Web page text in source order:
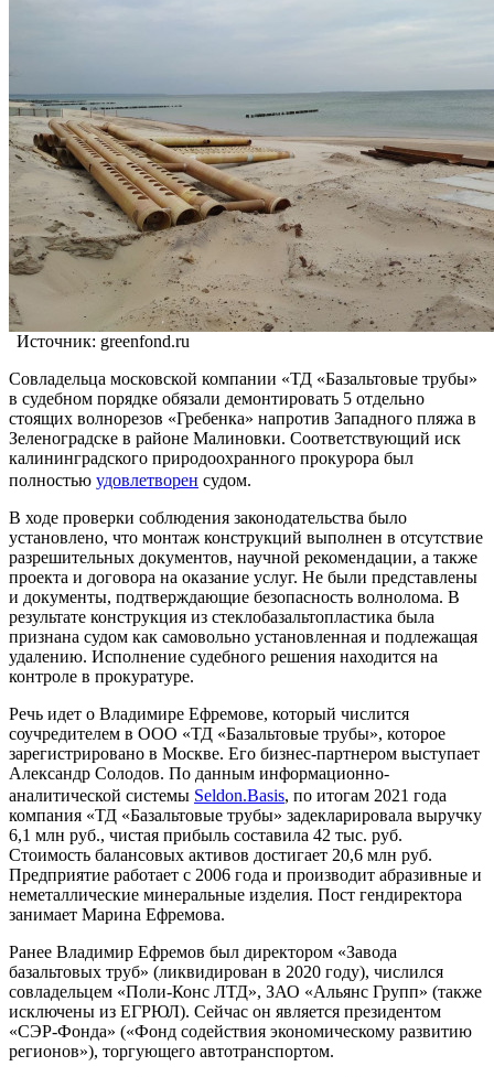
Источник: greenfond.ru
Совладельца московской компании «ТД «Базальтовые трубы»
в судебном порядке обязали демонтировать 5 отдельно
стоящих волнорезов «Гребенка» напротив Западного пляжа в
Зеленоградске в районе Малиновки. Соответствующий иск
калининградского природоохранного прокурора был
полностью удовлетворен судом.
В ходе проверки соблюдения законодательства было
установлено, что монтаж конструкций выполнен в отсутствие
разрешительных документов, научной рекомендации, а также
проекта и договора на оказание услуг. Не были представлены
и документы, подтверждающие безопасность волнолома. В
результате конструкция из стеклобазальтопластика была
признана судом как самовольно установленная и подлежащая
удалению. Исполнение судебного решения находится на
контроле в прокуратуре.
Речь идет о Владимире Ефремове, который числится
соучредителем в ООО «ТД «Базальтовые трубы», которое
зарегистрировано в Москве. Его бизнес-партнером выступает
Александр Солодов. По данным информационно-
аналитической системы Seldon.Basis, по итогам 2021 года
компания «ТД «Базальтовые трубы» задекларировала выручку
6,1 млн руб., чистая прибыль составила 42 тыс. руб.
Стоимость балансовых активов достигает 20,6 млн руб.
Предприятие работает с 2006 года и производит абразивные и
неметаллические минеральные изделия. Пост гендиректора
занимает Марина Ефремова.
Ранее Владимир Ефремов был директором «Завода
базальтовых труб» (ликвидирован в 2020 году), числился
совладельцем «Поли-Конс ЛТД», ЗАО «Альянс Групп» (также
исключены из ЕГРЮЛ). Сейчас он является президентом
«СЭР-Фонда» («Фонд содействия экономическому развитию
регионов»), торгующего автотранспортом.